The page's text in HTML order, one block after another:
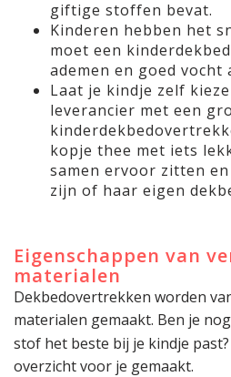
giftige stoffen bevat.
Kinderen hebben het
moet een
ademen en goed
Laat je kindje zelf
leverancier met een
kopje thee met iets
samen ervoor zitten
zijn of haar eigen
Eigenschappen van
materialen
Dekbedovertrekken worden
materialen gemaakt. Ben je
stof het beste bij je kindje
overzicht voor je gemaakt.